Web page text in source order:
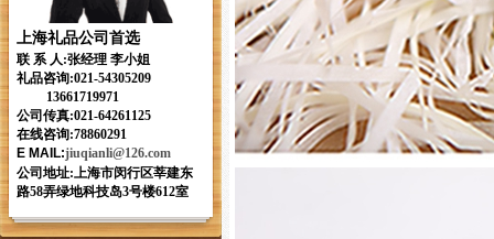
上海礼品公司首选
联 系 人:张经理 李小姐
礼品咨询:021-54305209
13661719971
公司传真:021-64261125
在线咨询:78860291
E MAIL:jiuqianli@126.com
公司地址:上海市闵行区莘建东
路58弄绿地科技岛3号楼612室